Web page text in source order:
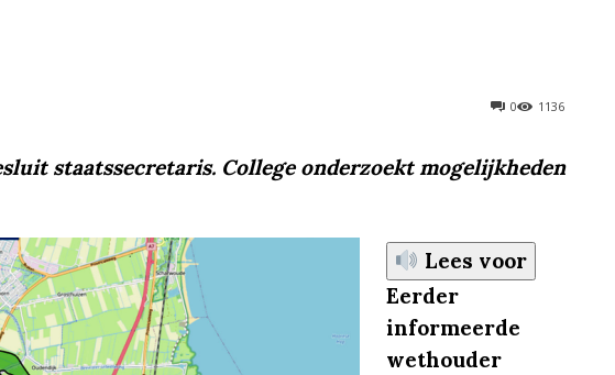
1136
0
staatssecretaris. College onderzoekt mogelijkheden
Lees voor
Eerder
informeerde
wethouder